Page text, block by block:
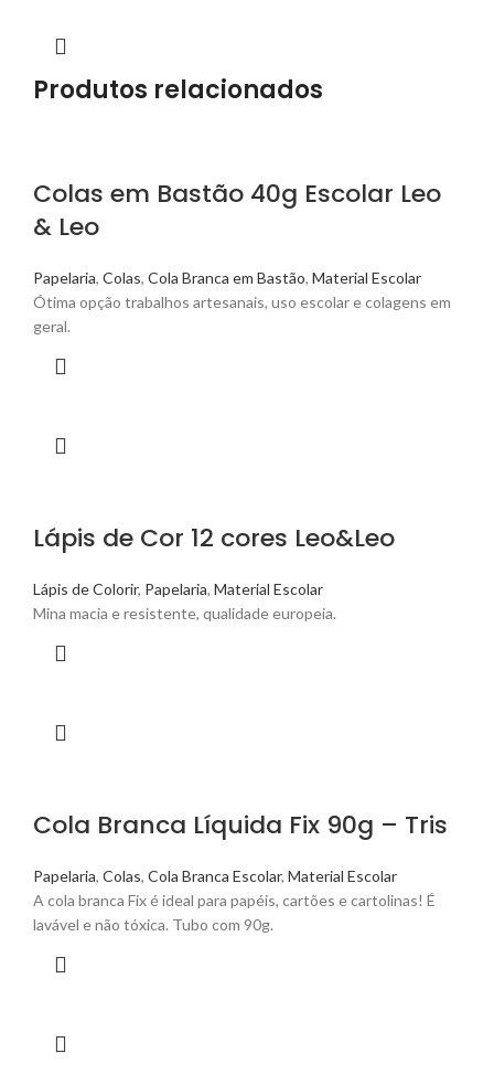
Produtos relacionados
Colas em Bastão 40g Escolar Leo
& Leo
Papelaria, Colas, Cola Branca em Bastão, Material Escolar
Ótima opção trabalhos artesanais, uso escolar e colagens em
geral.
Lápis de Cor 12 cores Leo&Leo
Lápis de Colorir, Papelaria, Material Escolar
Mina macia e resistente, qualidade europeia.
Cola Branca Líquida Fix 90g – Tris
Papelaria, Colas, Cola Branca Escolar, Material Escolar
A cola branca Fix é ideal para papéis, cartões e cartolinas! É
lavável e não tóxica. Tubo com 90g.